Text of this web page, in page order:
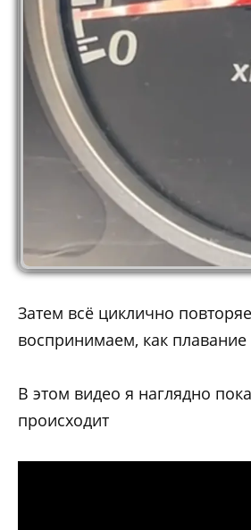
Затем всё циклично
воспринимаем, как
В этом видео я наглядно
происходит